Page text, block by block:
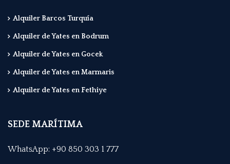
Alquiler Barcos Turquía
Alquiler de Yates en Bodrum
Alquiler de Yates en Gocek
Alquiler de Yates en Marmaris
Alquiler de Yates en Fethiye
SEDE MARÍTIMA
WhatsApp: +90 850 303 1 777